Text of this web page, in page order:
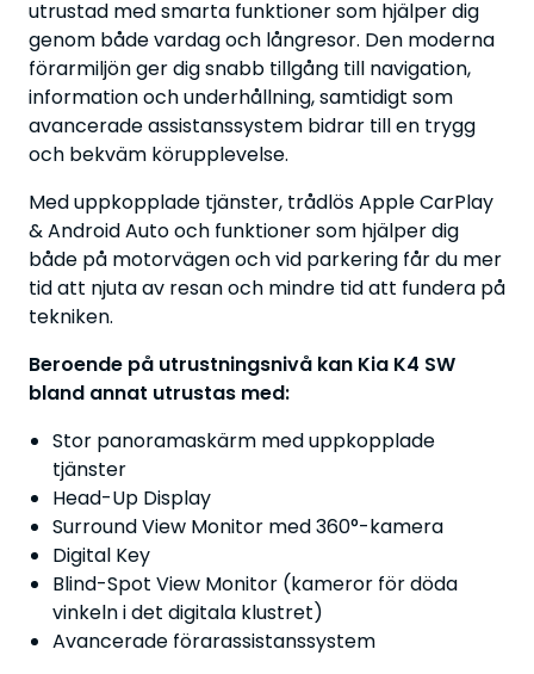
utrustad med smarta funktioner som hjälper dig
genom både vardag och långresor. Den moderna
förarmiljön ger dig snabb tillgång till navigation,
information och underhållning, samtidigt som
avancerade assistanssystem bidrar till en trygg
och bekväm körupplevelse.
Med uppkopplade tjänster, trådlös Apple CarPlay
& Android Auto och funktioner som hjälper dig
både på motorvägen och vid parkering får du mer
tid att njuta av resan och mindre tid att fundera på
tekniken.
Beroende på utrustningsnivå kan Kia K4 SW
bland annat utrustas med:
Stor panoramaskärm med uppkopplade
tjänster
Head-Up Display
Surround View Monitor med 360°-kamera
Digital Key
Blind-Spot View Monitor (kameror för döda
vinkeln i det digitala klustret)
Avancerade förarassistanssystem